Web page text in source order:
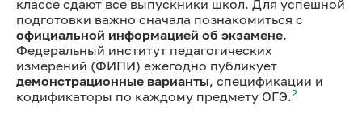
классе сдают все выпускники школ. Для успешной
подготовки важно сначала познакомиться с
официальной информацией об экзамене.
Федеральный институт педагогических
измерений (ФИПИ) ежегодно публикует
демонстрационные варианты, спецификации и
кодификаторы по каждому предмету ОГЭ.2